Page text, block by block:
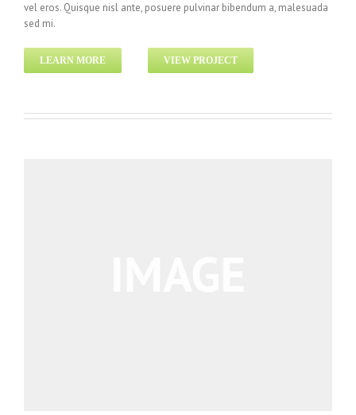
vel eros. Quisque nisl ante, posuere pulvinar bibendum a, malesuada
sed mi.
LEARN MORE VIEW PROJECT